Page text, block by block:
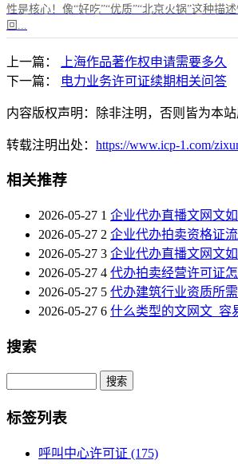
性是核心！像“好吃”“优质”“北京火锅”这种描
回...
上一篇：
上海作品著作权申请需要多久
下一篇：
电力业务许可证续期相关问答
内容版权声明：除非注明，否则皆为本站
转载注明出处： https://www.icp-1.com/
相关推荐
2026-05-27 1 企业代办直播文网文
2026-05-27 2 企业代办拍卖资格证
2026-05-27 3 企业代办直播文网文
2026-05-27 4 代办拍卖经营许可证
2026-05-27 5 代办建筑行业资质所需
2026-05-27 6 什么类型的文网文_容
搜索
Search
标签列表
呼叫中心许可证 (175)